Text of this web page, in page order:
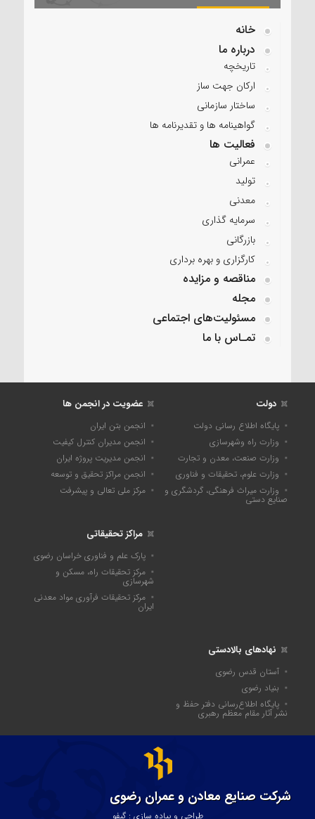
خانه
درباره ما
تاریخچه
ارکان جهت ساز
ساختار سازمانی
گواهینامه ها و تقدیرنامه ها
فعالیت ها
عمرانی
تولید
معدنی
سرمایه گذاری
بازرگانی
کارگزاری و بهره برداری
مناقصه و مزایده
مجله
مسئولیت‌های اجتماعی
تمـاس با ما
دولت
پایگاه اطلاع رسانی دولت
وزارت راه وشهرسازی
وزارت صنعت، معدن و تجارت
وزارت علوم، تحقیقات و فناوری
وزارت میراث فرهنگی، گردشگری و
صنایع دستی
عضویت در انجمن ها
انجمن بتن ایران
انجمن مدیران کنترل کیفیت
انجمن مدیریت پروژه ایران
انجمن مراکز تحقیق و توسعه
مرکز ملی تعالی و پیشرفت
مراکز تحقیقاتی
پارک علم و فناوری خراسان رضوی
مرکز تحقیقات راه، مسکن و
شهرسازی
مرکز تحقیقات فرآوری مواد معدنی
ایران
نهادهای بالادستی
آستان قدس رضوی
بنیاد رضوی
پايگاه اطلاع‌رسانی دفتر حفظ و
نشر آثار مقام معظم رهبری
شرکت صنایع معادن و عمران رضوی
طراحی و پیاده سازی : گیفو